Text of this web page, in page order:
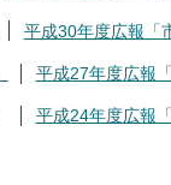
平成30年度広報「
平成27年度広報
平成24年度広報